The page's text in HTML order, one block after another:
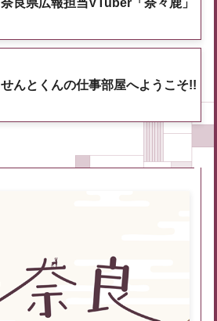
奈良県広報担当VTuber「奈々鹿」
せんとくんの仕事部屋へようこそ!!